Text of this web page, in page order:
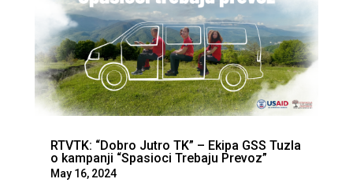
RTVTK: “Dobro Jutro TK” – Ekipa GSS Tuzla
o kampanji “Spasioci Trebaju Prevoz”
May 16, 2024